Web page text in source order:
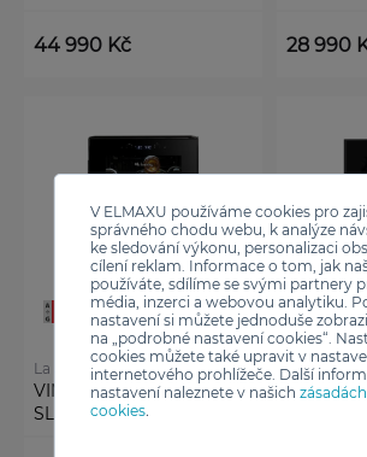
V ELMAXU používáme cookies pro
správného chodu webu, k analýze
ke sledování výkonu, personalizaci
cílení reklam. Informace o tom, jak
používáte, sdílíme se svými partnery
média, inzerci a webovou analytiku.
nastavení si můžete jednoduše
na „podrobné nastavení cookies“.
cookies můžete také upravit v
internetového prohlížeče. Další
nastavení naleznete v našich
cookies.
44 990 Kč 28 990
La Sommeliere
VINOTÉKA
SLS32DZBLACK
La